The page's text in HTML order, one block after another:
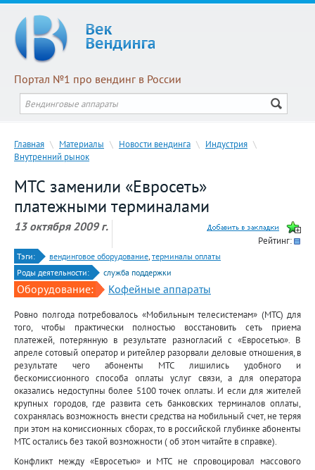
Портал №1 про вендинг в России
Главная \ Материалы \ Новости вендинга \ Индустрия \
Внутренний рынок
МТС заменили «Евросеть»
платежными терминалами
13 октября 2009 г.
Рейтинг:
Тэги: вендинговое оборудование, терминалы оплаты
Роды деятельности:
служба поддержки
Оборудование: Кофейные аппараты
Ровно полгода потребовалось «Мобильным телесистемам» (МТС) для
того, чтобы практически полностью восстановить сеть приема
платежей, потерянную в результате разногласий с «Евросетью». В
апреле сотовый оператор и ритейлер разорвали деловые отношения, в
результате чего абоненты МТС лишились удобного и
бескомиссионного способа оплаты услуг связи, а для оператора
оказались недоступны более 5100 точек оплаты. И если для жителей
крупных городов, где развита сеть банковских терминалов оплаты,
сохранялась возможность внести средства на мобильный счет, не теряя
при этом на комиссионных сборах, то в российской глубинке абоненты
МТС остались без такой возможности ( об этом читайте в справке).
Конфликт между «Евросетью» и МТС не спровоцировал массового